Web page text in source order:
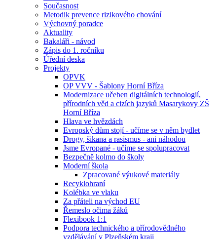
Současnost
Metodik prevence rizikového chování
Výchovný poradce
Aktuality
Bakaláři - návod
Zápis do 1. ročníku
Úřední deska
Projekty
OPVK
OP VVV - Šablony Horní Bříza
Modernizace učeben digitálních technologií,
přírodních věd a cizích jazyků Masarykovy ZŠ
Horní Bříza
Hlava ve hvězdách
Evropský dům stojí - učíme se v něm bydlet
Drogy, šikana a rasismus - ani náhodou
Jsme Evropané - učíme se spolupracovat
Bezpečně kolmo do školy
Moderní škola
Zpracované výukové materiály
Recyklohraní
Kolébka ve vlaku
Za přáteli na východ EU
Řemeslo očima žáků
Flexibook 1:1
Podpora technického a přírodovědného
vzdělávání v Plzeňském kraji